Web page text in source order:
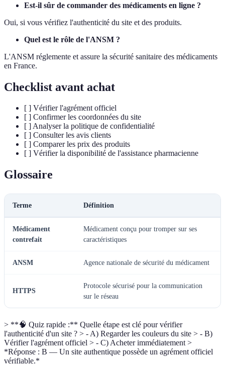
Est-il sûr de commander des médicaments en ligne ?
Oui, si vous vérifiez l'authenticité du site et des produits.
Quel est le rôle de l'ANSM ?
L'ANSM réglemente et assure la sécurité sanitaire des médicaments
en France.
Checklist avant achat
[ ] Vérifier l'agrément officiel
[ ] Confirmer les coordonnées du site
[ ] Analyser la politique de confidentialité
[ ] Consulter les avis clients
[ ] Comparer les prix des produits
[ ] Vérifier la disponibilité de l'assistance pharmacienne
Glossaire
Terme Définition
Médicament
contrefait
Médicament conçu pour tromper sur ses
caractéristiques
ANSM Agence nationale de sécurité du médicament
HTTPS
Protocole sécurisé pour la communication
sur le réseau
> **🧠 Quiz rapide :** Quelle étape est clé pour vérifier
l'authenticité d'un site ? > - A) Regarder les couleurs du site > - B)
Vérifier l'agrément officiel > - C) Acheter immédiatement >
*Réponse : B — Un site authentique possède un agrément officiel
vérifiable.*